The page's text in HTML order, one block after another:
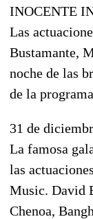
INOCENTE
Las
Bustamante,
noche de las
de la
31 de
La famosa
las
Music. David
Chenoa,